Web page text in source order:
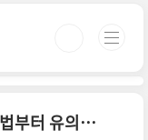
모바일 운전면허증 재발급! 신청 방법부터 유의사항까지 완벽 정리!